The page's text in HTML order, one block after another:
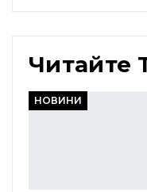
Читайте
НОВИНИ